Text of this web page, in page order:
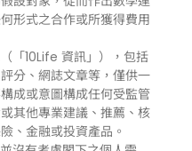
形式之合作或所獲得費用
「10Life 資訊」），包括
分、網誌文章等，僅供一
成或意圖構成任何受監管
其他專業建議、推薦、核
、金融或投資產品。